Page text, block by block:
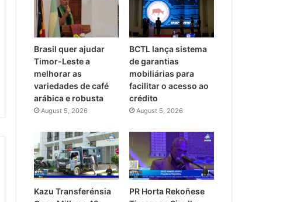
Brasil quer ajudar
Timor-Leste a
melhorar as
variedades de café
arábica e robusta
August 5, 2026
BCTL lança sistema
de garantias
mobiliárias para
facilitar o acesso ao
crédito
August 5, 2026
Kazu Transferénsia
PR Horta Rekoñese